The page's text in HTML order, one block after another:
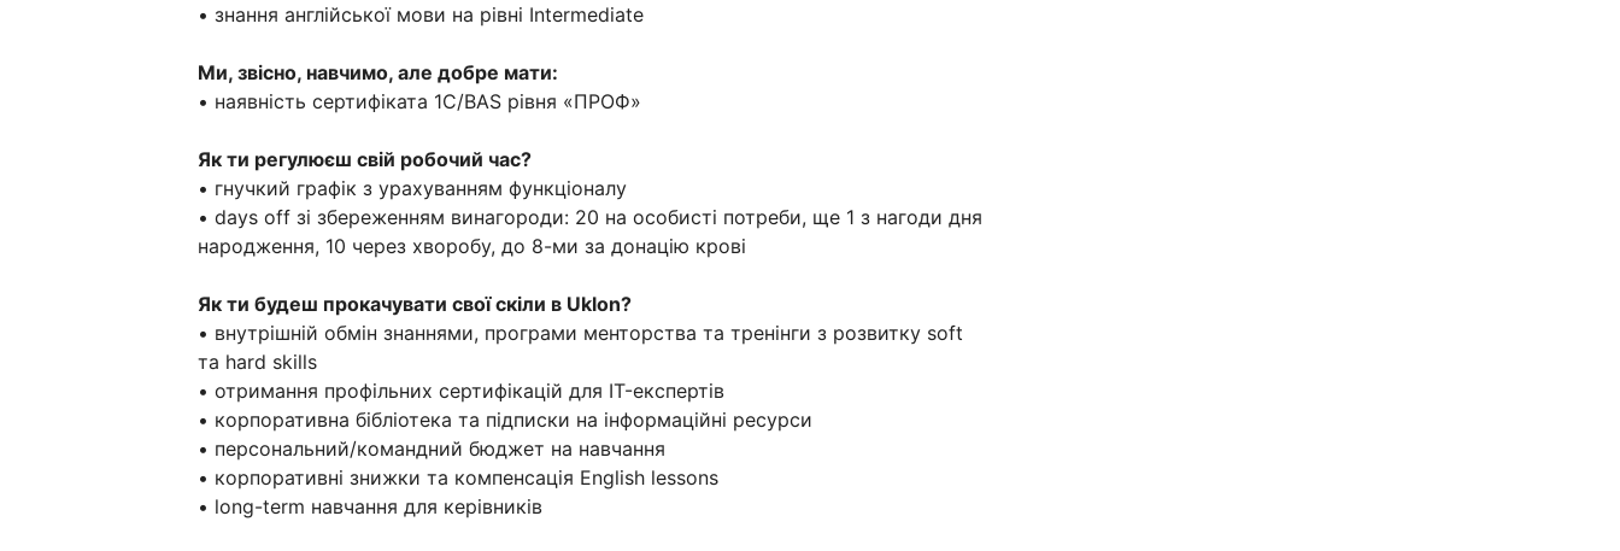
• знання англійської мови на рівні Intermediate
Ми, звісно, навчимо, але добре мати:
• наявність сертифіката 1С/BAS рівня «ПРОФ»
Як ти регулюєш свій робочий час?
• гнучкий графік з урахуванням функціоналу
• days off зі збереженням винагороди: 20 на особисті потреби, ще 1 з нагоди дня
народження, 10 через хворобу, до 8-ми за донацію крові
Як ти будеш прокачувати свої скіли в Uklon?
• внутрішній обмін знаннями, програми менторства та тренінги з розвитку soft
та hard skills
• отримання профільних сертифікацій для IT-експертів
• корпоративна бібліотека та підписки на інформаційні ресурси
• персональний/командний бюджет на навчання
• корпоративні знижки та компенсація English lessons
• long-term навчання для керівників